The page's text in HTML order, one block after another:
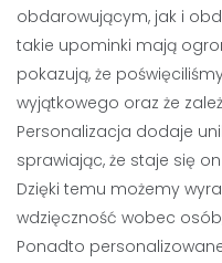
obdarowującym, jak i
takie upominki mają
pokazują, że
wyjątkowego oraz że
Personalizacja dodaje
sprawiając, że staje się
Dzięki temu możemy
wdzięczność wobec
Ponadto